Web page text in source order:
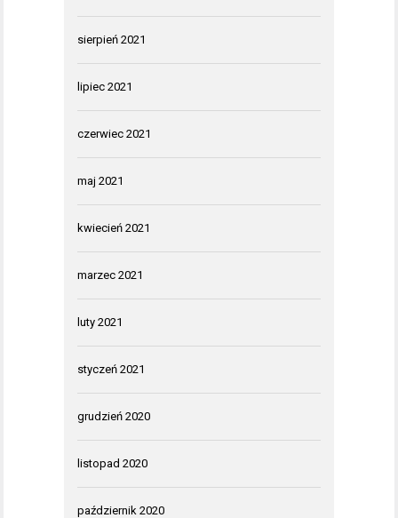
sierpień 2021
lipiec 2021
czerwiec 2021
maj 2021
kwiecień 2021
marzec 2021
luty 2021
styczeń 2021
grudzień 2020
listopad 2020
październik 2020